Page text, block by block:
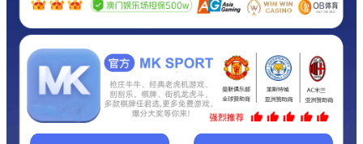
Hey Guys!
我们即将上线啦...